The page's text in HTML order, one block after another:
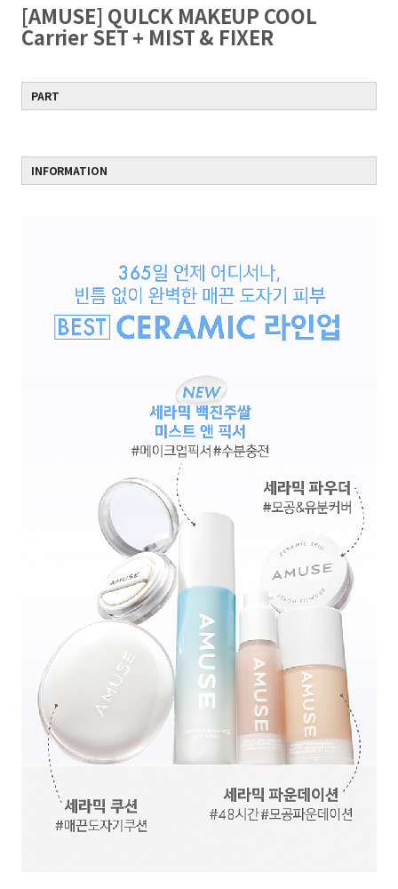
[AMUSE] QULCK MAKEUP COOL
Carrier SET + MIST & FIXER
PART
INFORMATION